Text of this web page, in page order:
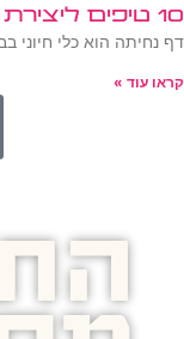
10 טיפים ליצירת דף נחיתה שממיר
דף נחיתה הוא כלי חיוני
קראו עוד »